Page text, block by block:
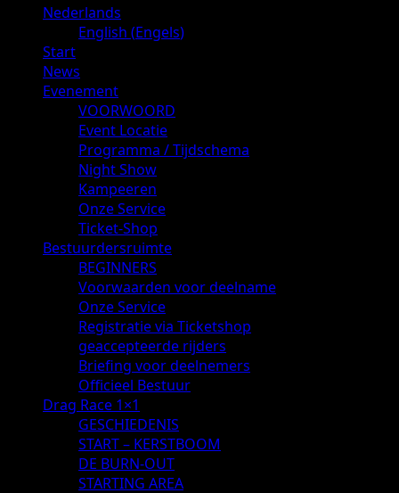
PrimairNederlands
English (Engels)
Start
News
Evenement
VOORWOORD
Event Locatie
Programma / Tijdschema
Night Show
Kampeeren
Onze Service
Ticket-Shop
Bestuurdersruimte
BEGINNERS
Voorwaarden voor deelname
Onze Service
Registratie via Ticketshop
geaccepteerde rijders
Briefing voor deelnemers
Officieel Bestuur
Drag Race 1×1
GESCHIEDENIS
START – KERSTBOOM
DE BURN-OUT
STARTING AREA